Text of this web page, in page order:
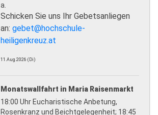
a.
Schicken Sie uns Ihr Gebetsanliegen
an: gebet@hochschule-
heiligenkreuz.at
11.Aug.2026 (Di)
Monatswallfahrt in Maria Raisenmarkt
18:00 Uhr Eucharistische Anbetung,
Rosenkranz und Beichtgelegenheit; 18:45